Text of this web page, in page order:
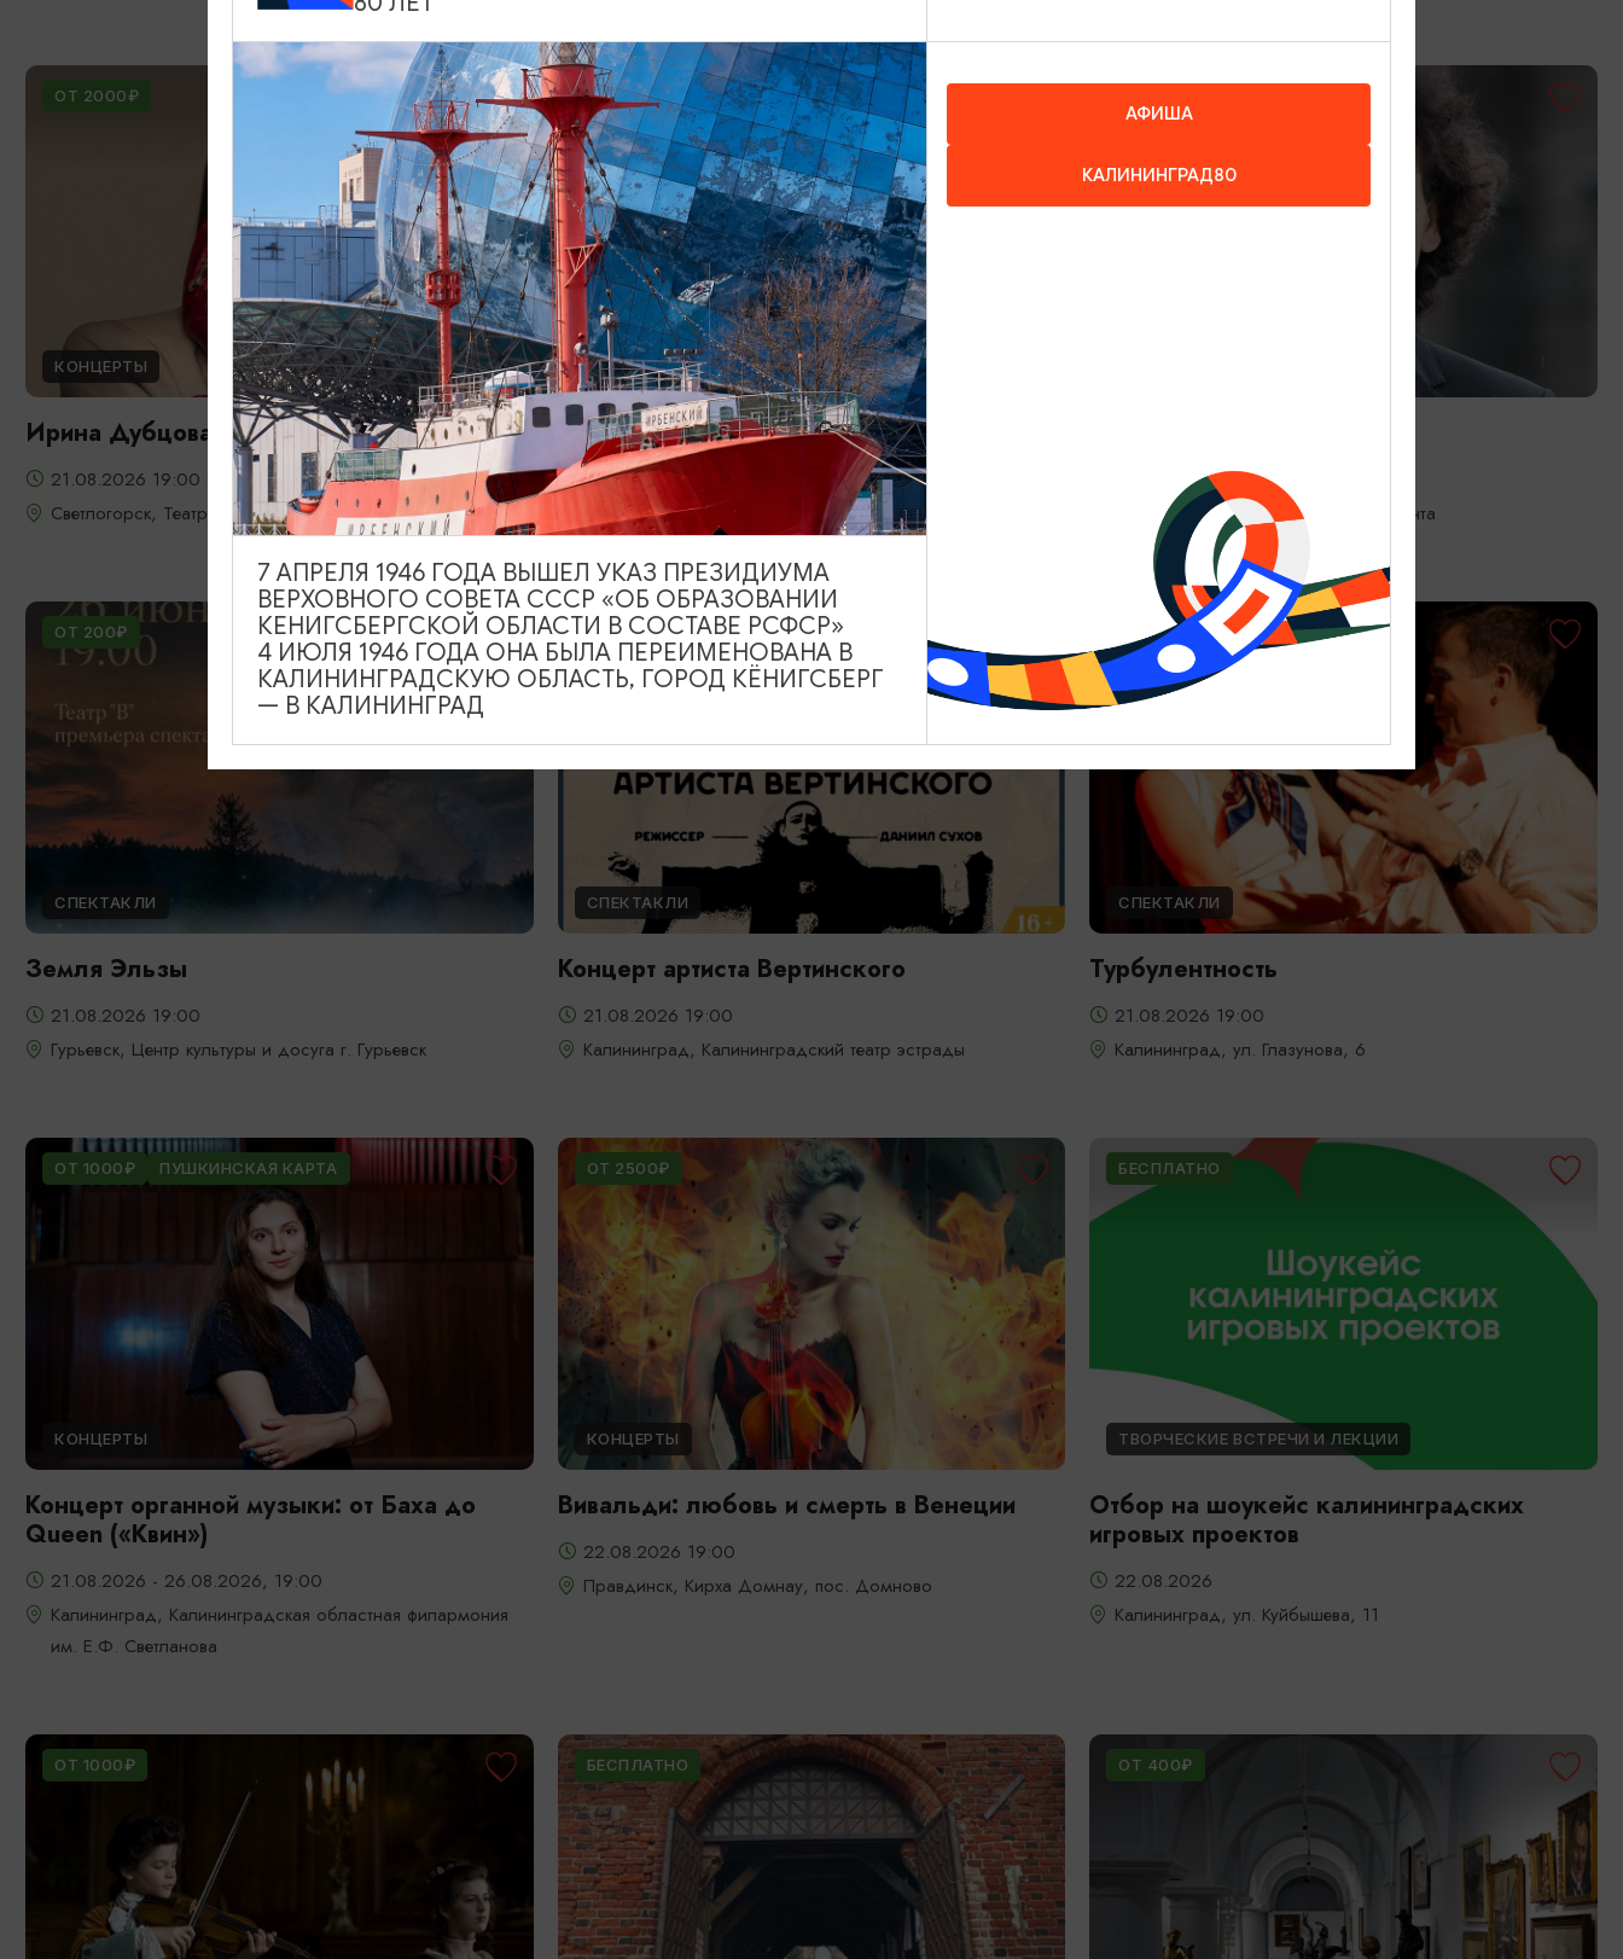
ОТ 2000₽
КОНЦЕРТЫ
Ирина Дубцова
21.08.2026 19:00
Светлогорск, Театр эстрады «Янтарь-холл»
ОТ 60₽
ВЫСТАВКИ
Солнечное притяжение
21.08.2026 - 20.09.2026
Калининград, Музей янтаря
21.08.2026 19:00
Калининград, Собор на острове Канта
ОТ 200₽
СПЕКТАКЛИ
Земля Эльзы
21.08.2026 19:00
Гурьевск, Центр культуры и досуга г. Гурьевск
ОТ 500₽
СПЕКТАКЛИ
Концерт артиста Вертинского
21.08.2026 19:00
Калининград, Калининградский театр эстрады
ОТ 1200₽
СПЕКТАКЛИ
Турбулентность
21.08.2026 19:00
Калининград, ул. Глазунова, 6
ОТ 1000₽ ПУШКИНСКАЯ КАРТА
КОНЦЕРТЫ
Концерт органной музыки: от Баха до
Queen («Квин»)
21.08.2026 - 26.08.2026, 19:00
Калининград, Калининградская областная филармония
им. Е.Ф. Светланова
ОТ 2500₽
КОНЦЕРТЫ
Вивальди: любовь и смерть в Венеции
22.08.2026 19:00
Правдинск, Кирха Домнау, пос. Домново
БЕСПЛАТНО
ТВОРЧЕСКИЕ ВСТРЕЧИ И ЛЕКЦИИ
Отбор на шоукейс калининградских
игровых проектов
22.08.2026
Калининград, ул. Куйбышева, 11
ОТ 1000₽ БЕСПЛАТНО ОТ 400₽
АФИША
КАЛИНИНГРАД80
7 АПРЕЛЯ 1946 ГОДА ВЫШЕЛ УКАЗ ПРЕЗИДИУМА
ВЕРХОВНОГО СОВЕТА СССР «ОБ ОБРАЗОВАНИИ
КЕНИГСБЕРГСКОЙ ОБЛАСТИ В СОСТАВЕ РСФСР»
4 ИЮЛЯ 1946 ГОДА ОНА БЫЛА ПЕРЕИМЕНОВАНА В
КАЛИНИНГРАДСКУЮ ОБЛАСТЬ, ГОРОД КЁНИГСБЕРГ
— В КАЛИНИНГРАД